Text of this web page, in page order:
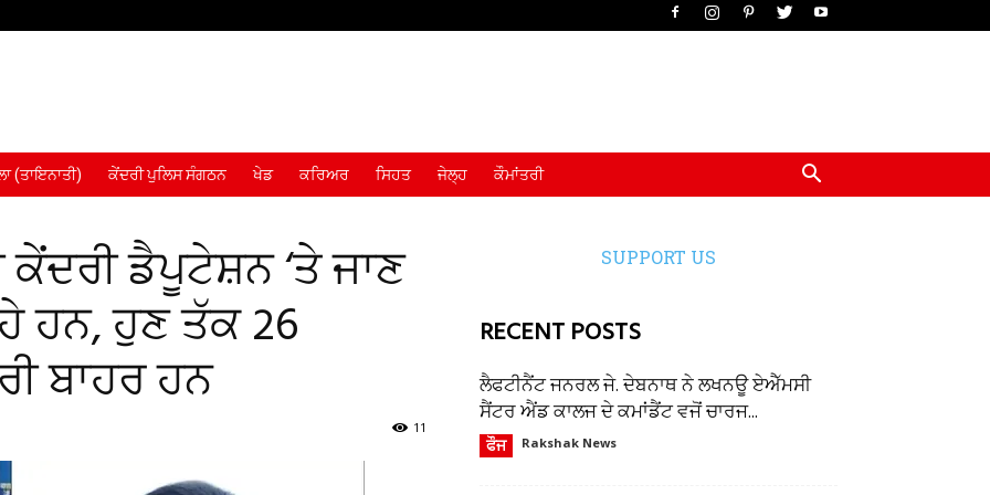
(ਤਾਇਨਾਤੀ) ਕੇਂਦਰੀ ਪੁਲਿਸ ਸੰਗਠਨ ਖੇਡ ਕਰਿਅਰ ਸਿਹਤ ਜੇਲ੍ਹ ਕੌਮਾਂਤਰੀ
ਡੈਪੂਟੇਸ਼ਨ ‘ਤੇ ਜਾਣ
ਹਨ, ਹੁਣ ਤੱਕ 26
ਬਾਹਰ ਹਨ
11
SUPPORT US
RECENT POSTS
ਲੈਫਟੀਨੈਂਟ ਜਨਰਲ ਜੇ. ਦੇਬਨਾਥ ਨੇ ਲਖਨਊ ਏਐੱਮਸੀ
ਸੈਂਟਰ ਐਂਡ ਕਾਲਜ ਦੇ ਕਮਾਂਡੈਂਟ ਵਜੋਂ ਚਾਰਜ...
ਫੌਜ Rakshak News